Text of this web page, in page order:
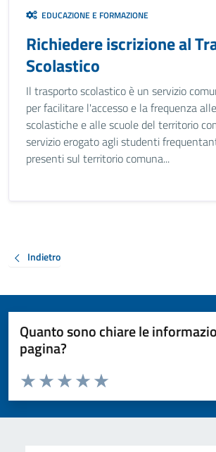
EDUCAZIONE E FORMAZIONE
Richiedere iscrizione al
Scolastico
Il trasporto scolastico è un servizio
per facilitare l'accesso e la frequenza
scolastiche e alle scuole del territorio
servizio erogato agli studenti
presenti sul territorio comuna...
Indietro
Quanto sono chiare le
pagina?
Valuta da 1 a 5 stelle la pagina
Valuta 5 stelle su 5
Valuta 4 stelle su 5
Valuta 3 stelle su 5
Valuta 2 stelle su 5
Valuta 1 stelle su 5